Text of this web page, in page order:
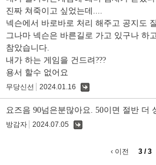
진짜 쳐죽이고 싶었는데....
넥슨에서 바로바로 처리 해주고 공지도
그나마 넥슨은 바른길로 가고 있구나 하고
참았습니다.
내가 하는 게임을 건드려???
용서 할수 없어요
무당신선 2024.01.16
요즈음 90넘은분많아요. 50이면 절반 더
방감자 2024.07.05
‹ 이전
3 / 3